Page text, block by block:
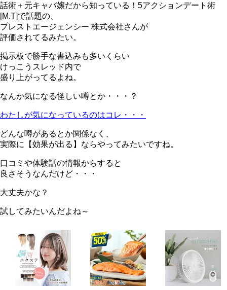
話術＋元キャバ嬢だから知っている！5アクションデート術
[M.T]で話題の、
プレストエージェンシー 株式会社さんが
評価されてるみたい。
掲示板で勝手な書込みも多いくらい
けっこうスレッド内で
盛り上がってるよね。
なんか気になる怪しい噂とか・・・？
わたしが気になっているのはコレ・・・
どんな噂があるとか関係なく、
実際に【効果が出る】ならやってみたいですね。
口コミや体験話の情報からすると
良さそうなんだけど・・・
大丈夫かな？
試してみたいんだよね～